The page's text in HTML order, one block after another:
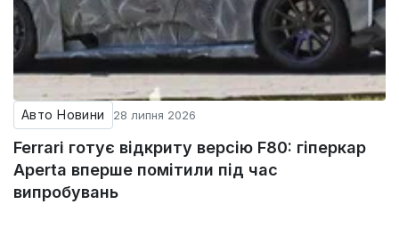
Авто Новини 28 липня 2026
Ferrari готує відкриту версію F80: гіперкар
Aperta вперше помітили під час
випробувань